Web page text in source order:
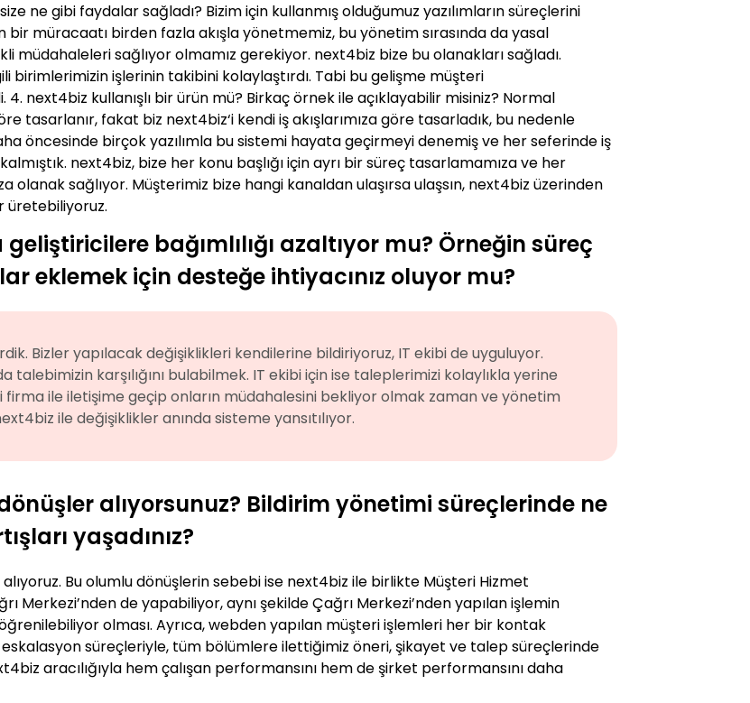
ne gibi faydalar sağladı? Bizim için kullanmış olduğumuz yazılımların süreçlerini
müracaatı birden fazla akışla yönetmemiz, bu yönetim sırasında da yasal
müdahaleleri sağlıyor olmamız gerekiyor. next4biz bize bu olanakları sağladı.
işlerinin takibini kolaylaştırdı. Tabi bu gelişme müşteri
next4biz kullanışlı bir ürün mü? Birkaç örnek ile açıklayabilir misiniz? Normal
tasarlanır, fakat biz next4biz‘i kendi iş akışlarımıza göre tasarladık, bu nedenle
öncesinde birçok yazılımla bu sistemi hayata geçirmeyi denemiş ve her seferinde iş
next4biz, bize her konu başlığı için ayrı bir süreç tasarlamamıza ve her
olanak sağlıyor. Müşterimiz bize hangi kanaldan ulaşırsa ulaşsın, next4biz üzerinden
üretebiliyoruz.
bağımlılığı azaltıyor mu? Örneğin süreç
eklemek için desteğe ihtiyacınız oluyor mu?
Bizler yapılacak değişiklikleri kendilerine bildiriyoruz, IT ekibi de uyguluyor.
talebimizin karşılığını bulabilmek. IT ekibi için ise taleplerimizi kolaylıkla yerine
ile iletişime geçip onların müdahalesini bekliyor olmak zaman ve yönetim
ile değişiklikler anında sisteme yansıtılıyor.
alıyorsunuz? Bildirim yönetimi süreçlerinde ne
yaşadınız?
Bu olumlu dönüşlerin sebebi ise next4biz ile birlikte Müşteri Hizmet
Merkezi’nden de yapabiliyor, aynı şekilde Çağrı Merkezi’nden yapılan işlemin
olması. Ayrıca, webden yapılan müşteri işlemleri her bir kontak
eskalasyon süreçleriyle, tüm bölümlere ilettiğimiz öneri, şikayet ve talep süreçlerinde
aracılığıyla hem çalışan performansını hem de şirket performansını daha